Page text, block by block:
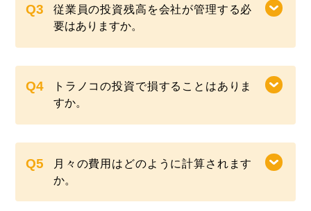
従業員の投資残高を会社が管理する必
要はありますか。
トラノコの投資で損することはありま
すか。
月々の費用はどのように計算されます
か。